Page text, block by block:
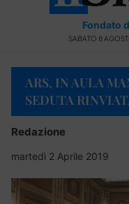
Fondato
SABATO 8
ARS, IN AULA
SEDUTA
Redazione
martedì 2 Aprile 2019